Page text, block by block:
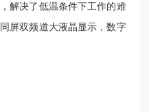
解决了低温条件下工作的难
屏双频道大液晶显示，数字